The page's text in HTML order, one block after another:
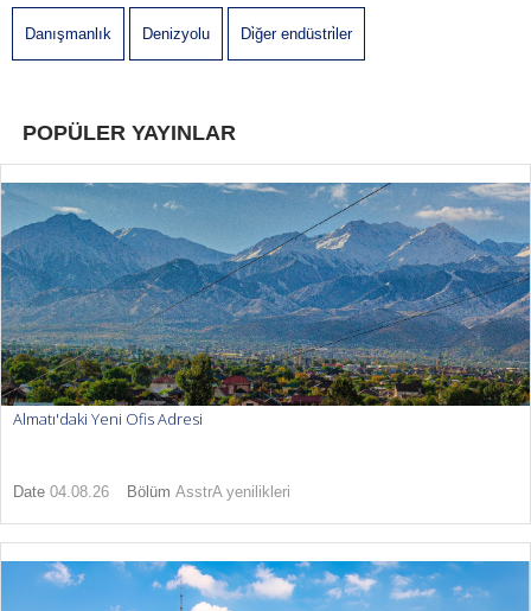
Danışmanlık Denizyolu Di̇ğer endüstri̇ler
POPÜLER YAYINLAR
Almatı'daki Yeni Ofis Adresi
Date 04.08.26 Bölüm AsstrA yenilikleri